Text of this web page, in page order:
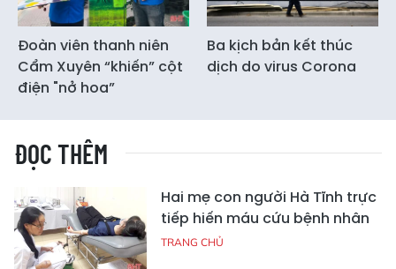
Đoàn viên thanh niên
Cẩm Xuyên “khiến” cột
điện "nở hoa”
Ba kịch bản kết thúc
dịch do virus Corona
ĐỌC THÊM
Hai mẹ con người Hà Tĩnh trực
tiếp hiến máu cứu bệnh nhân
TRANG CHỦ